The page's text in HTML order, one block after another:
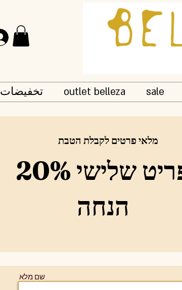
sale
outlet belleza تخفيضات
מלאי פרטים לקבלת הטבת
פריט שלישי 20%
הנחה
שם מלא